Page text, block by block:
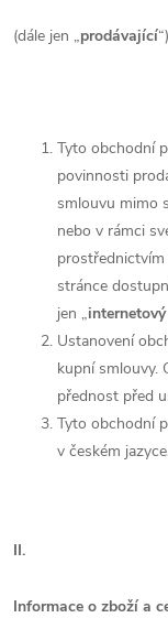
(dále jen „prodávající“)
Tyto obchodní
povinnosti
smlouvu mimo
nebo v rámci
stránce
jen „
Ustanovení
kupní smlouvy.
přednost před
Tyto obchodní
v českém
II.
Informace o zboží a